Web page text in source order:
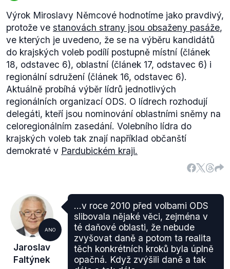
Výrok Miroslavy Němcové hodnotíme jako pravdivý,
protože ve stanovách strany jsou obsaženy pasáže,
ve kterých je uvedeno, že se na výběru kandidátů
do krajských voleb podílí postupně místní (článek
18, odstavec 6), oblastní (článek 17, odstavec 6) i
regionální sdružení (článek 16, odstavec 6).
Aktuálně probíhá výběr lídrů jednotlivých
regionálních organizací ODS. O lídrech rozhodují
delegáti, kteří jsou nominování oblastními sněmy na
celoregionálním zasedání. Volebního lídra do
krajských voleb tak znají například občanští
demokraté v Pardubickém kraji.
ANO
Jaroslav
Faltýnek
...v roce 2010 před volbami ODS
slibovala nějaké věci, zejména v
té daňové oblasti, že nebude
zvyšovat daně a potom ta realita
těch konkrétních kroků byla úplně
opačná. Když zvýšili daně a tak